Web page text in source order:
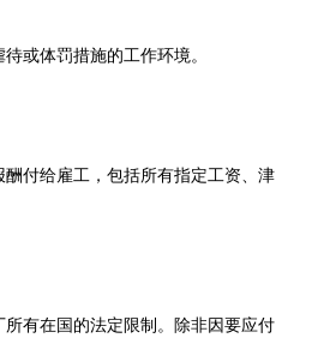
或体罚措施的工作环境。
付给雇工，包括所有指定工资、津
有在国的法定限制。除非因要应付